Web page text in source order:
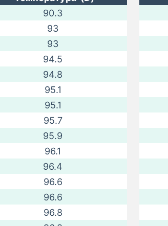
90.3
93
93
94.5
94.8
95.1
95.1
95.7
95.9
96.1
96.4
96.6
96.6
96.8